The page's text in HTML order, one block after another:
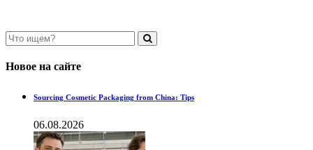
Новое на сайте
Sourcing Cosmetic Packaging from China: Tips
06.08.2026